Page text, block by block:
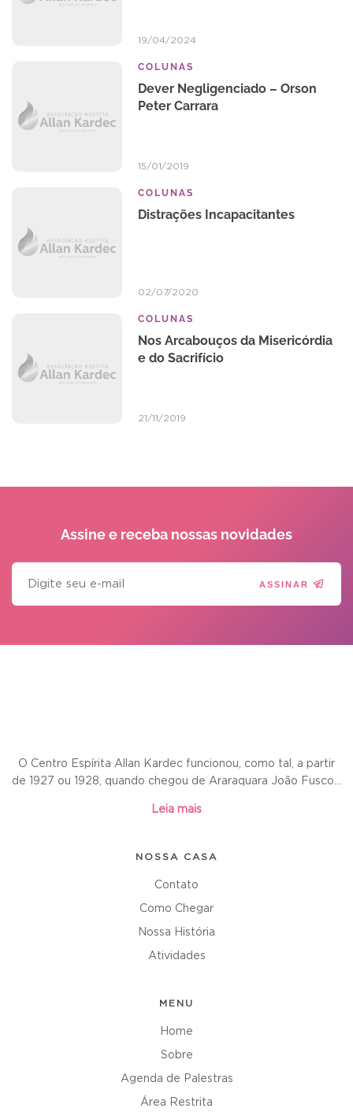
19/04/2024
COLUNAS
Dever Negligenciado – Orson
Peter Carrara
15/01/2019
COLUNAS
Distrações Incapacitantes
02/07/2020
COLUNAS
Nos Arcabouços da Misericórdia
e do Sacrifício
21/11/2019
Assine e receba nossas novidades
ASSINAR
O Centro Espírita Allan Kardec funcionou, como tal, a partir
de 1927 ou 1928, quando chegou de Araraquara João Fusco...
Leia mais
NOSSA CASA
Contato
Como Chegar
Nossa História
Atividades
MENU
Home
Sobre
Agenda de Palestras
Área Restrita